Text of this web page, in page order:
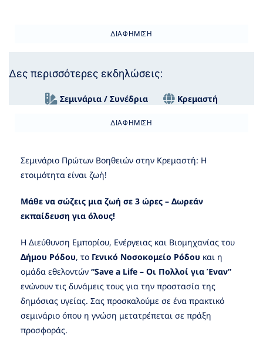
ΔΙΑΦΉΜΙΣΗ
Δες περισσότερες εκδηλώσεις:
Σεμινάρια / Συνέδρια Κρεμαστή
ΔΙΑΦΉΜΙΣΗ
Σεμινάριο Πρώτων Βοηθειών στην Κρεμαστή: Η
ετοιμότητα είναι ζωή!
Μάθε να σώζεις μια ζωή σε 3 ώρες – Δωρεάν
εκπαίδευση για όλους!
Η Διεύθυνση Εμπορίου, Ενέργειας και Βιομηχανίας του
Δήμου Ρόδου, το Γενικό Νοσοκομείο Ρόδου και η
ομάδα εθελοντών “Save a Life – Οι Πολλοί για Έναν”
ενώνουν τις δυνάμεις τους για την προστασία της
δημόσιας υγείας. Σας προσκαλούμε σε ένα πρακτικό
σεμινάριο όπου η γνώση μετατρέπεται σε πράξη
προσφοράς.